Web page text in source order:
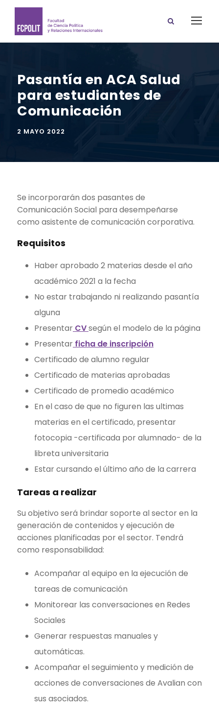
Pasantía en ACA Salud
para estudiantes de
Comunicación
2 MAYO 2022
Se incorporarán dos pasantes de
Comunicación Social para desempeñarse
como asistente de comunicación corporativa.
Requisitos
Haber aprobado 2 materias desde el año
académico 2021 a la fecha
No estar trabajando ni realizando pasantía
alguna
Presentar CVsegún el modelo de la página
Presentar ficha de inscripción
Certificado de alumno regular
Certificado de materias aprobadas
Certificado de promedio académico
En el caso de que no figuren las ultimas
materias en el certificado, presentar
fotocopia -certificada por alumnado- de la
libreta universitaria
Estar cursando el último año de la carrera
Tareas a realizar
Su objetivo será brindar soporte al sector en la
generación de contenidos y ejecución de
acciones planificadas por el sector. Tendrá
como responsabilidad:
Acompañar al equipo en la ejecución de
tareas de comunicación
Monitorear las conversaciones en Redes
Sociales
Generar respuestas manuales y
automáticas.
Acompañar el seguimiento y medición de
acciones de conversaciones de Avalian con
sus asociados.